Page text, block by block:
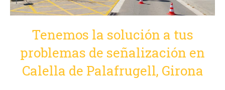
Tenemos la solución a tus
problemas de señalización en
Calella de Palafrugell, Girona